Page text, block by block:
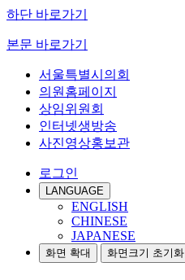
하단 바로가기
본문 바로가기
서울특별시의회
의원홈페이지
상임위원회
인터넷생방송
사진영상홍보관
로그인
LANGUAGE
ENGLISH
CHINESE
JAPANESE
화면 확대 화면크기 초기화